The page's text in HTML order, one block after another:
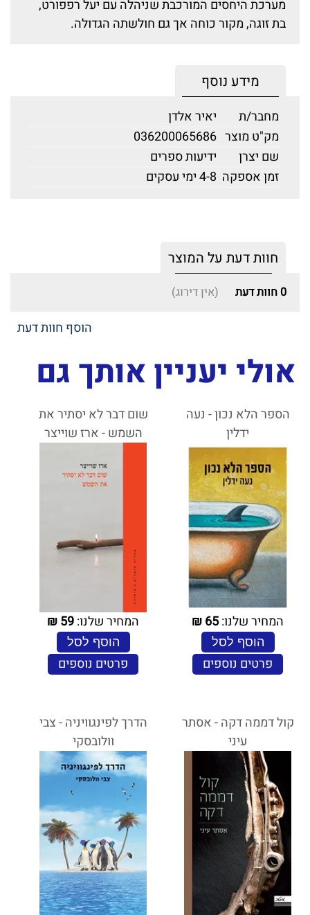
מערכת היחסים המורכבת שניהלה עם יעל רפפורט,
בת זוגה, מקור כוחה אך גם חולשתה הגדולה.
מידע נוסף
מחבר/ת
יאיר אלדן
מק"ט מוצר 036200065686
שם יצרן
ידיעות ספרים
זמן אספקה 4-8 ימי עסקים
חוות דעת על המוצר
0 חוות דעת (אין דירוג)
הוסף חוות דעת
אולי יעניין אותך גם
הספר הלא נכון - נעה
ידלין
המחיר שלנו:65
₪
הוסף לסל
פרטים נוספים
שום דבר לא יסתיר את
השמש - ארז שוייצר
המחיר שלנו:59
₪
הוסף לסל
פרטים נוספים
קול דממה דקה - אסתר
עיני
הדרך לפינגוויניה - צבי
וולובסקי